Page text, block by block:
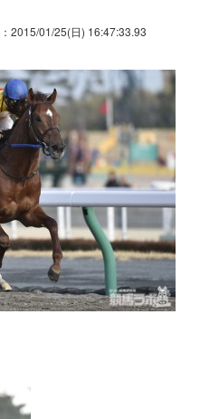
：2015/01/25(日) 16:47:33.93